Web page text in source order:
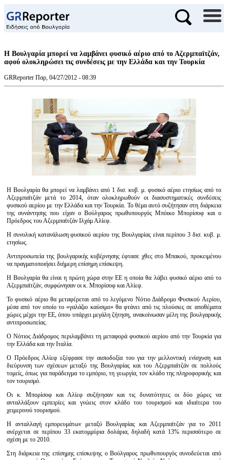
Η Βουλγαρία μπορεί να λαμβάνει φυσικό αέριο από το Αζερμπαϊτζάν,
αφού ολοκληρώσει τις συνδέσεις με την Ελλάδα και την Τουρκία
GRReporter Παρ, 04/27/2012 - 08:39
Η Βουλγαρία θα μπορεί να λαμβάνει από 1 δισ. κυβ. μ. φυσικό αέριο ετησίως από το
Αζερμπαϊτζάν μετά το 2014, όταν ολοκληρωθούν οι διασυστηματικές συνδέσεις
φυσικού αερίου με την Ελλάδα και την Τουρκία. Το θέμα αυτό συζήτησαν στη διάρκεια
της συνάντησης που είχαν ο Βούλγαρος πρωθυπουργός Μπόικο Μπορίσοφ και ο
Πρόεδρος του Αζερμπαϊτζάν Ιλχάμ Αλίεφ.
Η συνολική κατανάλωση φυσικού αερίου της Βουλγαρίας είναι περίπου 3 δισ. κυβ. μ.
ετησίως.
Αντιπροσωπεία της βουλγαρικής κυβέρνησης έφτασε χθες στο Μπακού, προκειμένου
να πραγματοποιήσει διήμερη επίσημη επίσκεψη.
Η Βουλγαρία θα είναι η πρώτη χώρα στην ΕΕ η οποία θα λάβει φυσικό αέριο από το
Αζερμπαϊτζάν, συμφώνησαν οι κ. Μπορίσοφ και Αλίεφ.
Το φυσικό αέριο θα μεταφέρεται από το λεγόμενο Νότιο Διάδρομο Φυσικού Αερίου,
μέσα από τον οποίο το «γαλάζιο καύσιμο» θα φτάνει από τις πλούσιες σε αποθέματα
χώρες μέχρι την ΕΕ, όπου υπάρχει μεγάλη ζήτηση, ανακοίνωσαν μέλη της βουλγαρικής
αντιπροσωπείας.
Ο Νότιος Διάδρομος περιλαμβάνει τη μεταφορά φυσικού αερίου από την Τουρκία για
την Ελλάδα και την Ιταλία.
Ο Πρόεδρος Αλίεφ εξέφρασε την αισιοδοξία του για την μελλοντική ενίσχυση και
διεύρυνση των σχέσεων μεταξύ της Βουλγαρίας και του Αζερμπαϊτζάν σε πολλούς
τομείς, όπως για παράδειγμα το εμπόριο, τη γεωργία, τον κλάδο της πληροφορικής και
τον τουρισμό.
Οι κ. Μπορίσοφ και Αλίεφ συζήτησαν και τις δυνατότητες οι δύο χώρες να
ανταλλάξουν εμπειρίες και γνώεις στον κλάδο του τουρισμού και ιδιαίτερα του
χειμερινού τουρισμού.
Η ανταλλαγή εμπορευμάτων μεταξύ Βουλγαρίας και Αζερμπαϊτζάν για το 2011
ανέρχεται σε περίπου 33 εκατομμύρια δολάρια, δηλαδή κατά 13% περισσότερο σε
σχέση με το 2010.
Στη διάρκεια της επίσημης επίσκεψης ο Βούλγαρος πρωθυπουργός συνοδεύεται από